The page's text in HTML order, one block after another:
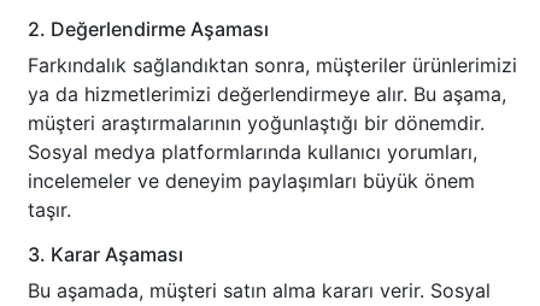
2. Değerlendirme Aşaması
Farkındalık sağlandıktan sonra, müşteriler ürünlerimizi
ya da hizmetlerimizi değerlendirmeye alır. Bu aşama,
müşteri araştırmalarının yoğunlaştığı bir dönemdir.
Sosyal medya platformlarında kullanıcı yorumları,
incelemeler ve deneyim paylaşımları büyük önem
taşır.
3. Karar Aşaması
Bu aşamada, müşteri satın alma kararı verir. Sosyal